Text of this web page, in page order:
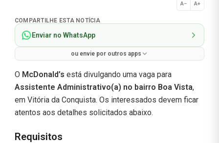
A− A+
Normal
COMPARTILHE ESTA NOTÍCIA
Enviar no WhatsApp
ou envie por outros apps
O McDonald’s está divulgando uma vaga para
Assistente Administrativo(a) no bairro Boa Vista,
em Vitória da Conquista. Os interessados devem ficar
atentos aos detalhes solicitados abaixo.
Requisitos